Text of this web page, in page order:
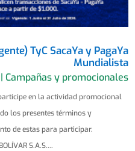
TyC SacaYa y PagaYa
Mundialista
| Campañas y promocionales
en la actividad promocional
los presentes términos y
de estas para participar.
S.A.S....